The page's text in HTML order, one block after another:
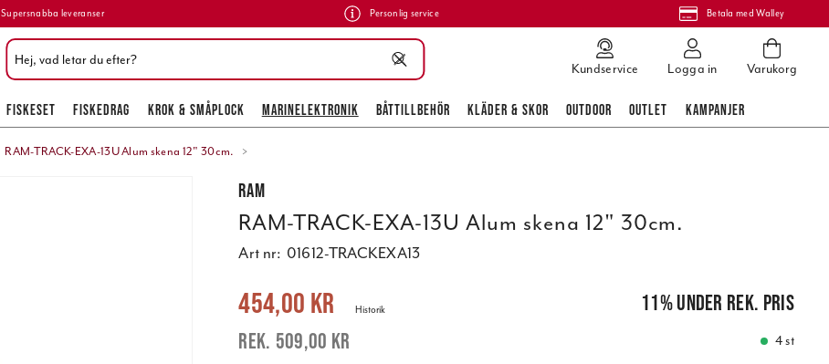
Supersnabba leveranser Personlig service Betala med Walley
Kundservice Logga in Varukorg
FISKESET FISKEDRAG KROK & SMÅPLOCK MARINELEKTRONIK BÅTTILLBEHÖR KLÄDER & SKOR OUTDOOR OUTLET KAMPANJER
RAM-TRACK-EXA-13U Alum skena 12" 30cm.
RAM
RAM-TRACK-EXA-13U Alum skena 12" 30cm.
Art nr: 01612-TRACKEXA13
Nuvarande pris:454,00 kr
454,00 kr
509,00 kr
Historik 11%under rek. pris
4 st